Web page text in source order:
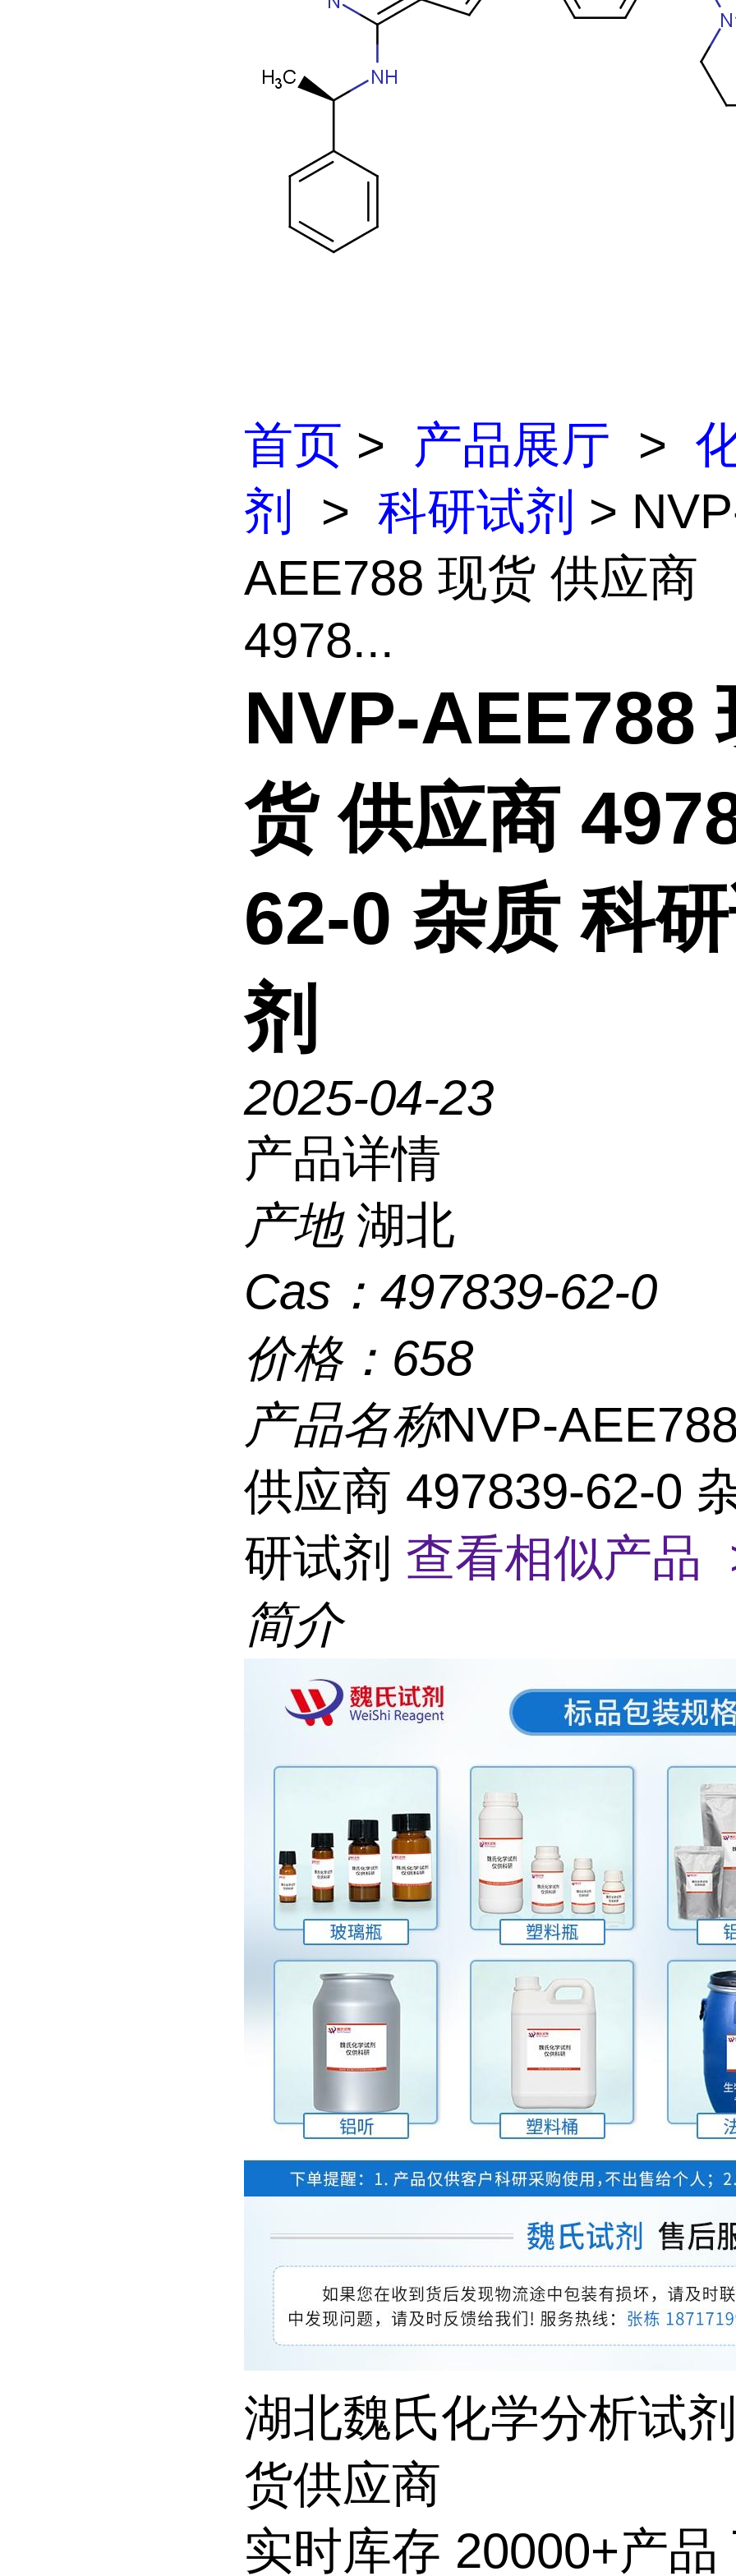
首页 > 产品展厅 >
剂 > 科研试剂 >
AEE788 现货 供应商
4978...
NVP-AEE788
货 供应商
62-0 杂质 科
剂
2025-04-23
产品详情
产地 湖北
Cas： 497839-62-0
价格： 658
产品名称NVP-
供应商 497839-62-0
研试剂 查看相似产品
简介
湖北魏氏化学分析试
货供应商
实时库存 20000+产品